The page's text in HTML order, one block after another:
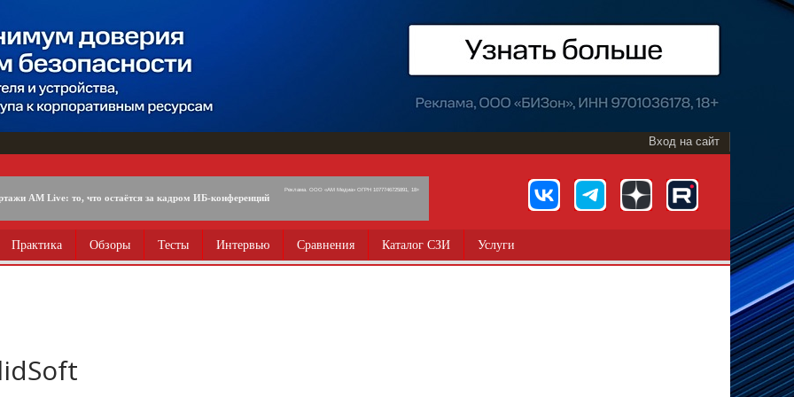
Вход на сайт
AM Live: то, что остаётся за кадром ИБ-конференций
Реклама. ООО «АМ Медиа» ОГРН 1077746725891, 18+
Практика Обзоры Тесты Интервью Сравнения Каталог СЗИ Услуги